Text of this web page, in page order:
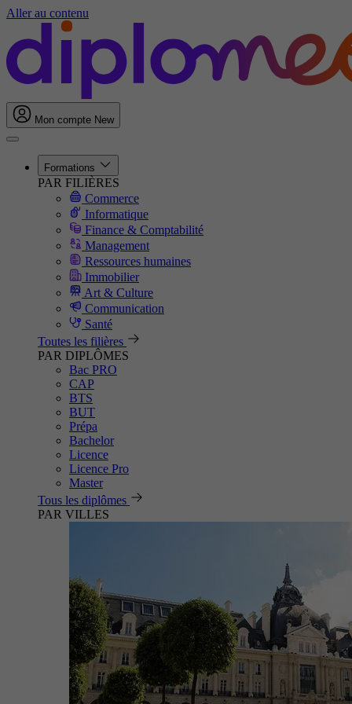
Aller au contenu
Mon compte New
Formations
PAR FILIÈRES
Commerce
Informatique
Finance & Comptabilité
Management
Ressources humaines
Immobilier
Art & Culture
Communication
Santé
Toutes les filières
PAR DIPLÔMES
Bac PRO
CAP
BTS
BUT
Prépa
Bachelor
Licence
Licence Pro
Master
Tous les diplômes
PAR VILLES